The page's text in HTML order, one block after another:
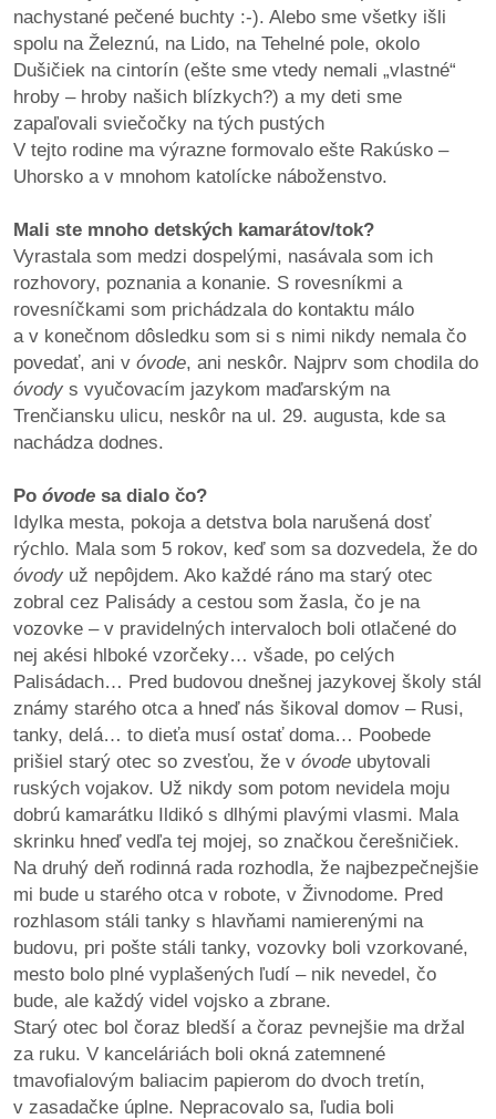
nachystané pečené buchty :-). Alebo sme všetky išli
spolu na Železnú, na Lido, na Tehelné pole, okolo
Dušičiek na cintorín (ešte sme vtedy nemali „vlastné“
hroby – hroby našich blízkych?) a my deti sme
zapaľovali sviečočky na tých pustých
V tejto rodine ma výrazne formovalo ešte Rakúsko –
Uhorsko a v mnohom katolícke náboženstvo.
Mali ste mnoho detských kamarátov/tok?
Vyrastala som medzi dospelými, nasávala som ich
rozhovory, poznania a konanie. S rovesníkmi a
rovesníčkami som prichádzala do kontaktu málo
a v konečnom dôsledku som si s nimi nikdy nemala čo
povedať, ani v óvode, ani neskôr. Najprv som chodila do
óvody s vyučovacím jazykom maďarským na
Trenčiansku ulicu, neskôr na ul. 29. augusta, kde sa
nachádza dodnes.
Po óvode sa dialo čo?
Idylka mesta, pokoja a detstva bola narušená dosť
rýchlo. Mala som 5 rokov, keď som sa dozvedela, že do
óvody už nepôjdem. Ako každé ráno ma starý otec
zobral cez Palisády a cestou som žasla, čo je na
vozovke – v pravidelných intervaloch boli otlačené do
nej akési hlboké vzorčeky… všade, po celých
Palisádach… Pred budovou dnešnej jazykovej školy stál
známy starého otca a hneď nás šikoval domov – Rusi,
tanky, delá… to dieťa musí ostať doma… Poobede
prišiel starý otec so zvesťou, že v óvode ubytovali
ruských vojakov. Už nikdy som potom nevidela moju
dobrú kamarátku Ildikó s dlhými plavými vlasmi. Mala
skrinku hneď vedľa tej mojej, so značkou čerešničiek.
Na druhý deň rodinná rada rozhodla, že najbezpečnejšie
mi bude u starého otca v robote, v Živnodome. Pred
rozhlasom stáli tanky s hlavňami namierenými na
budovu, pri pošte stáli tanky, vozovky boli vzorkované,
mesto bolo plné vyplašených ľudí – nik nevedel, čo
bude, ale každý videl vojsko a zbrane.
Starý otec bol čoraz bledší a čoraz pevnejšie ma držal
za ruku. V kanceláriách boli okná zatemnené
tmavofialovým baliacim papierom do dvoch tretín,
v zasadačke úplne. Nepracovalo sa, ľudia boli